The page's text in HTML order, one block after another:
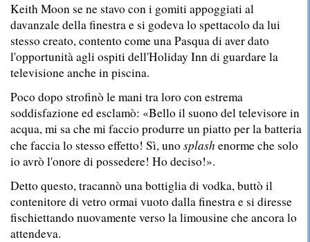
Keith Moon se ne stavo con i gomiti appoggiati al
davanzale della finestra e si godeva lo spettacolo da lui
stesso creato, contento come una Pasqua di aver dato
l'opportunità agli ospiti dell'Holiday Inn di guardare la
televisione anche in piscina.
Poco dopo strofinò le mani tra loro con estrema
soddisfazione ed esclamò: «Bello il suono del televisore in
acqua, mi sa che mi faccio produrre un piatto per la batteria
che faccia lo stesso effetto! Sì, uno splash enorme che solo
io avrò l'onore di possedere! Ho deciso!».
Detto questo, tracannò una bottiglia di vodka, buttò il
contenitore di vetro ormai vuoto dalla finestra e si diresse
fischiettando nuovamente verso la limousine che ancora lo
attendeva.